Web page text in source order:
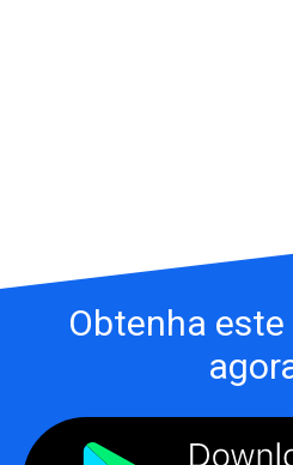
Obtenha